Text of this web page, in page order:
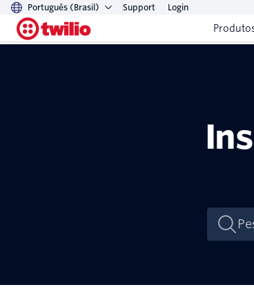
Português (Brasil) Support Login